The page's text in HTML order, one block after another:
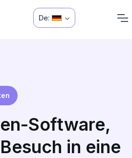
De:
Software,
in eine